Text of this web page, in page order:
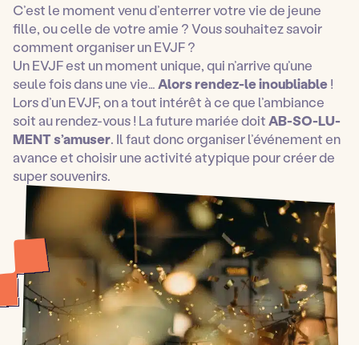
C’est le moment venu d’enterrer votre vie de jeune
fille, ou celle de votre amie ? Vous souhaitez savoir
comment organiser un EVJF ?
Un EVJF est un moment unique, qui n’arrive qu’une
seule fois dans une vie…Alors rendez-le inoubliable!
Lors d’un EVJF, on a tout intérêt à ce que l’ambiance
soit au rendez-vous ! La future mariée doitAB-SO-LU-
MENT s’amuser. Il faut donc organiser l’événement en
avance et choisir une activité atypique pour créer de
super souvenirs.